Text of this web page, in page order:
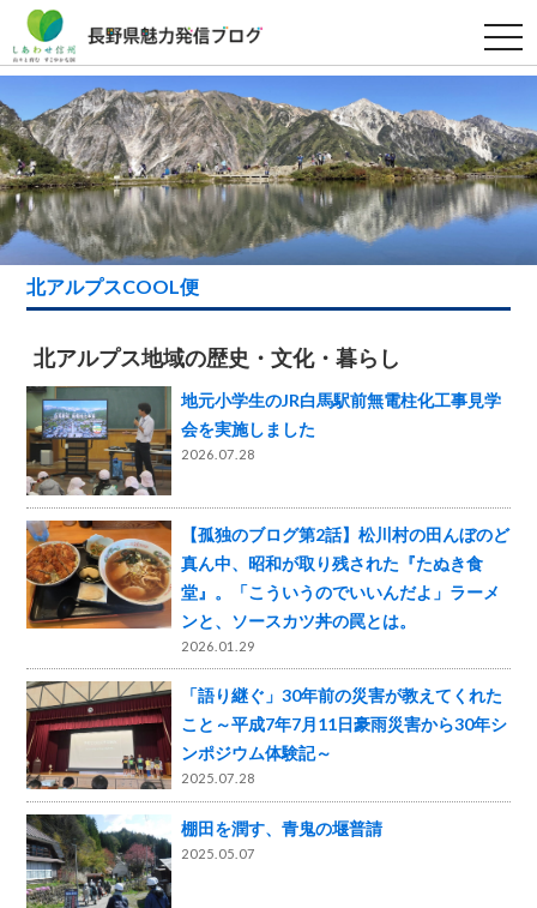
t
o
g
e
n
a
v
i
g
i
北アルプスCOOL便
北アルプス地域の歴史・文化・暮らし
地元小学生のJR白馬駅前無電柱化工事見学
会を実施しました
2026.07.28
【孤独のブログ第2話】松川村の田んぼのど
真ん中、昭和が取り残された『たぬき食
堂』。「こういうのでいいんだよ」ラーメ
ンと、ソースカツ丼の罠とは。
2026.01.29
「語り継ぐ」30年前の災害が教えてくれた
こと～平成7年7月11日豪雨災害から30年シ
ンポジウム体験記～
2025.07.28
棚田を潤す、青鬼の堰普請
2025.05.07